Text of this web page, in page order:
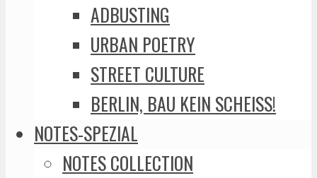
ADBUSTING
URBAN POETRY
STREET CULTURE
BERLIN, BAU KEIN SCHEISS!
NOTES-SPEZIAL
NOTES COLLECTION